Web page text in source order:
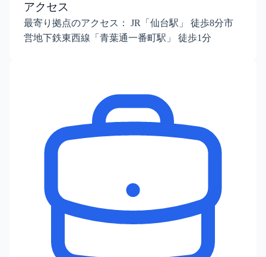
アクセス
最寄り拠点のアクセス： JR「仙台駅」 徒歩8分市
営地下鉄東西線「青葉通一番町駅」 徒歩1分